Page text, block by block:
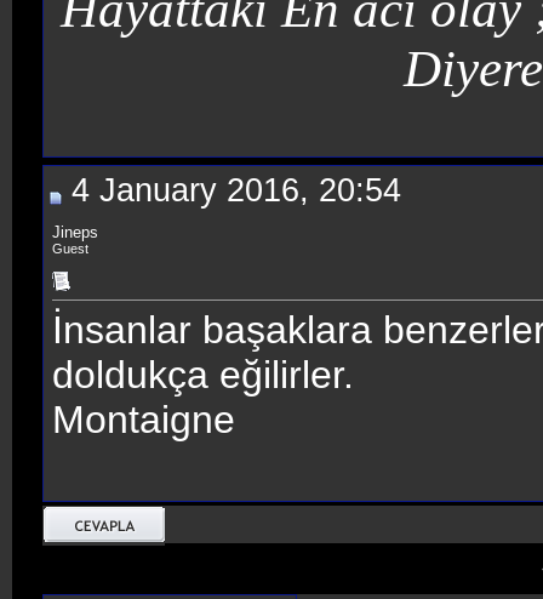
4 January 2016, 20:54
Jineps
Guest
İnsanlar başaklara
doldukça eğilirler.
Montaigne